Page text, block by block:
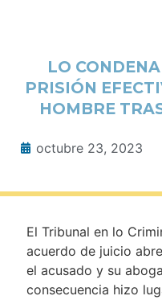
LO
PRISIÓN
HOMBRE
octubre 23, 2023
El Tribunal en lo
acuerdo de juicio
el acusado y su
consecuencia hizo